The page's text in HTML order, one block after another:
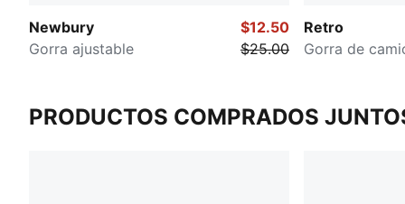
Newbury
Gorra ajustable
$12.50
$25.00
Retro
Gorra de
PRODUCTOS COMPRADOS